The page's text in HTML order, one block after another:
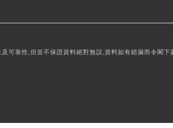
可靠性,但並不保證資料絕對無誤,資料如有錯漏而令閣下